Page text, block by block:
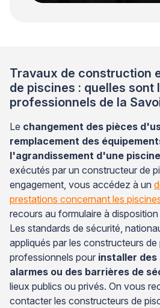
Travaux de construction
de piscines : quelles sont
professionnels de la
Le changement des pièces
remplacement des
l'agrandissement d'une piscine
exécutés par un constructeur de
engagement, vous accédez à un
prestations concernant les
recours au formulaire à
Les standards de sécurité,
appliqués par les constructeurs de
professionnels pour installer des
alarmes ou des barrières de
lieux publics ou privés. On vous
contacter les constructeurs de